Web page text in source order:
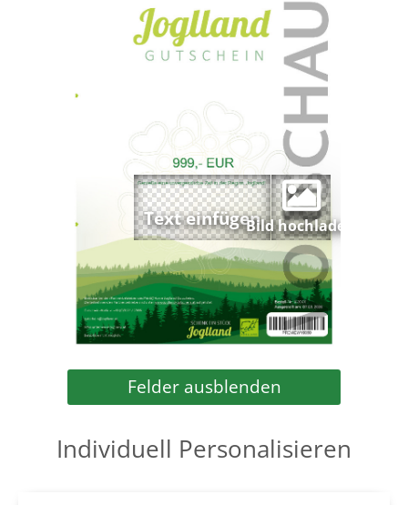
Bild hochladen
Felder ausblenden
Individuell Personalisieren